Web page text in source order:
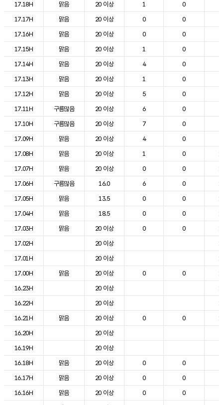
17.18H
맑음 20 이상 1 0
17.17H
맑음 20 이상 0 0
17.16H
맑음 20 이상 0 0
17.15H
맑음 20 이상 1 0
17.14H
맑음 20 이상 4 0
17.13H
맑음 20 이상 1 0
17.12H
맑음 20 이상 5 0
17.11H
구름많음 20 이상 6 0
17.10H
구름많음 20 이상 7 0
17.09H
맑음 20 이상 4 0
17.08H
맑음 20 이상 1 0
17.07H
맑음 20 이상 0 0
17.06H
구름많음 16.0 6 0
17.05H
맑음 13.5 0 0
17.04H
맑음 18.5 0 0
17.03H
맑음 20 이상 0 0
17.02H
20 이상
17.01H
20 이상
17.00H
맑음 20 이상 0 0
16.23H
20 이상
16.22H
20 이상
16.21H
맑음 20 이상 0 0
16.20H
20 이상
16.19H
20 이상
16.18H
맑음 20 이상 0 0
16.17H
맑음 20 이상 0 0
16.16H
맑음 20 이상 0 0